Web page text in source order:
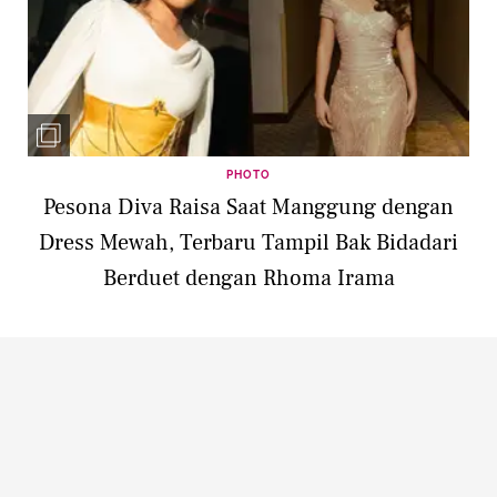
PHOTO
Pesona Diva Raisa Saat Manggung dengan
Dress Mewah, Terbaru Tampil Bak Bidadari
Berduet dengan Rhoma Irama